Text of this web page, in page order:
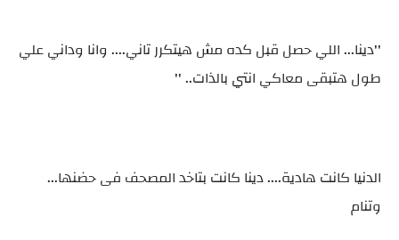
''دينا... اللي حصل قبل كده مش هيتكرر تاني.... وانا وداني علي
طول هتبقى معاكي انتي بالذات.. ''
الدنيا كانت هادية.... دينا كانت بتاخد المصحف فى حضنها...
وتنام